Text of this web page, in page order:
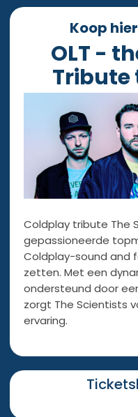
Koop
OLT -
Tribute
Coldplay tribute The
gepassioneerde
Coldplay-sound and
zetten. Met een
ondersteund door
zorgt The Scientists
ervaring.